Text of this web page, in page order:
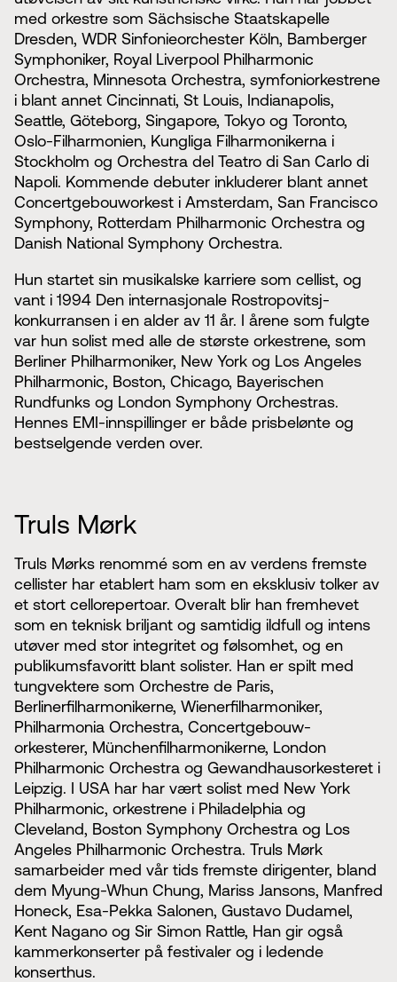
med orkestre som Sächsische Staatskapelle
Dresden, WDR Sinfonieorchester Köln, Bamberger
Symphoniker, Royal Liverpool Philharmonic
Orchestra, Minnesota Orchestra, symfoniorkestrene
i blant annet Cincinnati, St Louis, Indianapolis,
Seattle, Göteborg, Singapore, Tokyo og Toronto,
Oslo-Filharmonien, Kungliga Filharmonikerna i
Stockholm og Orchestra del Teatro di San Carlo di
Napoli. Kommende debuter inkluderer blant annet
Concertgebouworkest i Amsterdam, San Francisco
Symphony, Rotterdam Philharmonic Orchestra og
Danish National Symphony Orchestra.
Hun startet sin musikalske karriere som cellist, og
vant i 1994 Den internasjonale Rostropovitsj-
konkurransen i en alder av 11 år. I årene som fulgte
var hun solist med alle de største orkestrene, som
Berliner Philharmoniker, New York og Los Angeles
Philharmonic, Boston, Chicago, Bayerischen
Rundfunks og London Symphony Orchestras.
Hennes EMI-innspillinger er både prisbelønte og
bestselgende verden over.
Truls Mørk
Truls Mørks renommé som en av verdens fremste
cellister har etablert ham som en eksklusiv tolker av
et stort cellorepertoar. Overalt blir han fremhevet
som en teknisk briljant og samtidig ildfull og intens
utøver med stor integritet og følsomhet, og en
publikumsfavoritt blant solister. Han er spilt med
tungvektere som Orchestre de Paris,
Berlinerfilharmonikerne, Wienerfilharmoniker,
Philharmonia Orchestra, Concertgebouw-
orkesterer, Münchenfilharmonikerne, London
Philharmonic Orchestra og Gewandhausorkesteret i
Leipzig. I USA har har vært solist med New York
Philharmonic, orkestrene i Philadelphia og
Cleveland, Boston Symphony Orchestra og Los
Angeles Philharmonic Orchestra. Truls Mørk
samarbeider med vår tids fremste dirigenter, bland
dem Myung-Whun Chung, Mariss Jansons, Manfred
Honeck, Esa-Pekka Salonen, Gustavo Dudamel,
Kent Nagano og Sir Simon Rattle, Han gir også
kammerkonserter på festivaler og i ledende
konserthus.